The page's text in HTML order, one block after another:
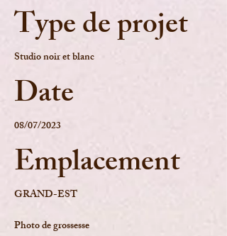
Type de projet
Studio noir et blanc
Date
08/07/2023
Emplacement
GRAND-EST
Photo de grossesse